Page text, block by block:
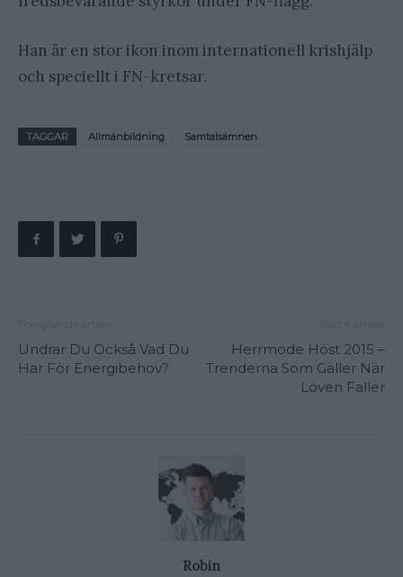
Han är en stor ikon inom internationell krishjälp
och speciellt i FN-kretsar.
TAGGAR Allmänbildning Samtalsämnen
Undrar Du Också Vad Du
Har För Energibehov?
Herrmode Höst 2015 –
Trenderna Som Gäller När
Löven Faller
Robin